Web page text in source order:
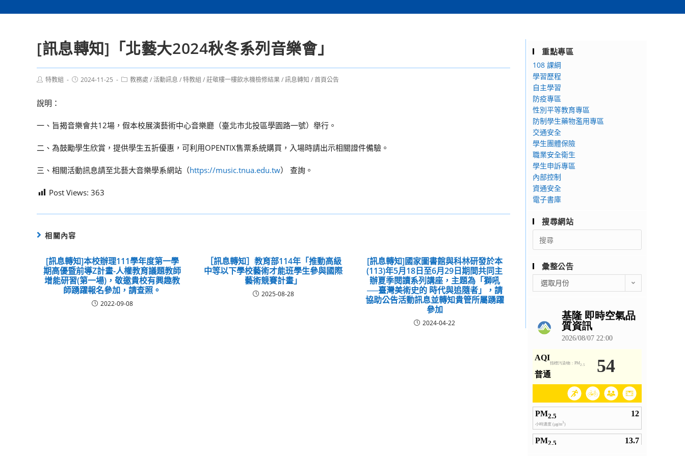
[訊息轉知]「北藝大2024秋冬系列音樂會」
Post特教組
Post2024-11-25
Post教務處 /活動訊息 /特教組 /莊敬樓一樓飲水機檢修結果/訊息轉知 /首頁公告
說明：
一、旨揭音樂會共12場，假本校展演藝術中心音樂廳（臺北市北投區學園路一號）舉行。
二、為鼓勵學生欣賞，提供學生五折優惠，可利用OPENTIX售票系統購買，入場時請出示相關證件備驗。
三、相關活動訊息請至北藝大音樂學系網站（https://music.tnua.edu.tw） 查詢。
Post Views: 363
相關內容
[訊息轉知]本校辦理111學年度第一學
期高優暨前導Z計畫-人權教育議題教師
增能研習(第一場)，敬邀貴校有興趣教
師踴躍報名參加，請查照。
2022-09-08
［訊息轉知］教育部114年「推動高級
中等以下學校藝術才能班學生參與國際
藝術競賽計畫」
2025-08-28
[訊息轉知]國家圖書館與科林研發於本
(113)年5月18日至6月29日期間共同主
辦夏季閱讀系列講座，主題為「獅吼
──臺灣美術史的 時代與追隨者」，請
協助公告活動訊息並轉知貴管所屬踴躍
參加
2024-04-22
重點專區
108 課綱
學習歷程
自主學習
防疫專區
性別平等教育專區
防制學生藥物濫用專區
交通安全
學生團體保險
職業安全衛生
學生申訴專區
內部控制
資通安全
電子書庫
搜尋網站
Search
for:
彙整公告
整
選取月份